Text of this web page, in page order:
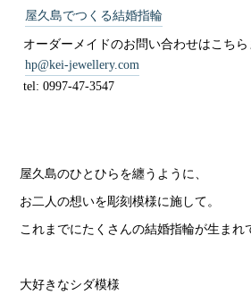
屋久島でつくる結婚指輪
オーダーメイドのお問い合わせはこちら
hp@kei-jewellery.com
tel: 0997-47-3547
屋久島のひとひらを纏うように、
お二人の想いを彫刻模様に施して。
これまでにたくさんの結婚指輪が生まれ
大好きなシダ模様